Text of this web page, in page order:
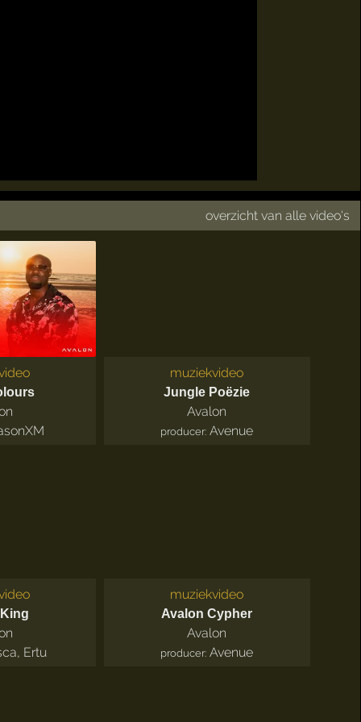
overzicht van alle video's
muziekvideo
Jungle Poëzie
Avalon
producer: Avenue
, Ertu
muziekvideo
Avalon Cypher
Avalon
producer: Avenue